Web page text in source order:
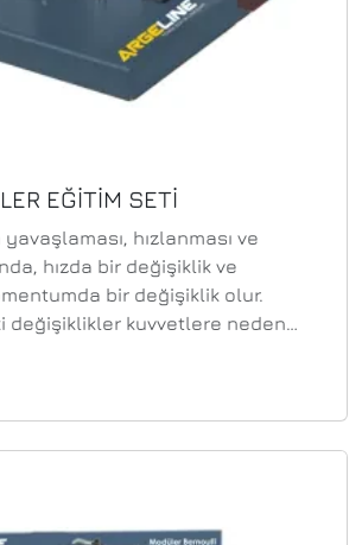
EĞİTİM SETİ
yavaşlaması, hızlanması ve
hızda bir değişiklik ve
bir değişiklik olur.
değişiklikler kuvvetlere neden
modülünde, şeffaf bir tank, bir
açılarına sahip dört adet
ve ağırlık yüklü bir ölçek